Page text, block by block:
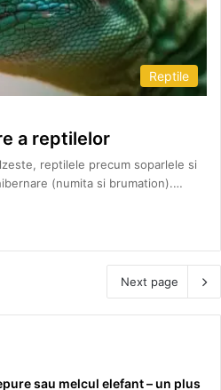
Reptile
a reptilelor
reptilele precum soparlele si
(numita si brumation).…
Next page
sau melcul elefant – un plus